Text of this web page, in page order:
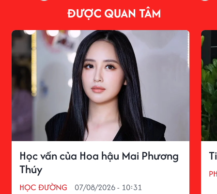
ĐƯỢC QUAN TÂM
Học vấn của Hoa hậu Mai Phương
Thúy
HỌC ĐƯỜNG 07/08/2026 - 10:31